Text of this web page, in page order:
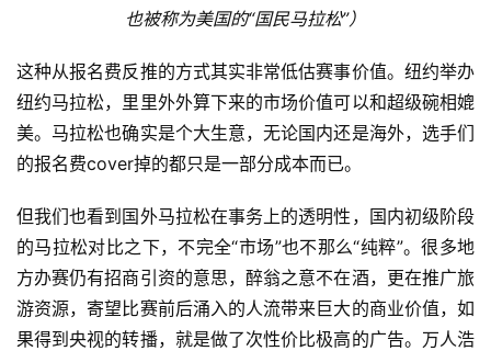
也被称为美国的“国民马拉松”）
这种从报名费反推的方式其实非常低估赛事价值。纽约举办
纽约马拉松，里里外外算下来的市场价值可以和超级碗相媲
美。马拉松也确实是个大生意，无论国内还是海外，选手们
的报名费cover掉的都只是一部分成本而已。
但我们也看到国外马拉松在事务上的透明性，国内初级阶段
的马拉松对比之下， 不完全“市场”也不那么“纯粹”。很多地
方办赛仍有招商引资的意思，醉翁之意不在酒，更在推广旅
游资源，寄望比赛前后涌入的人流带来巨大的商业价值，如
果得到央视的转播，就是做了次性价比极高的广告。万人浩